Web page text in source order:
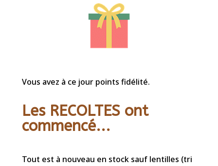
Vous avez à ce jour points fidélité.
Les RECOLTES ont
commencé...
Tout est à nouveau en stock sauf lentilles (tri